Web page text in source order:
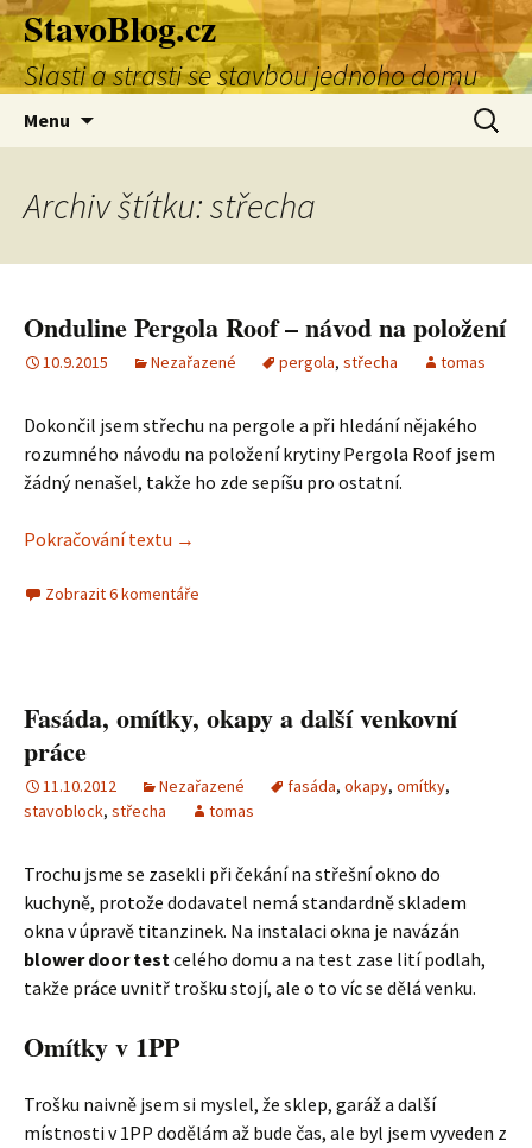
Přejít
k
obsahu
webu
StavoBlog.cz
Slasti a strasti se stavbou jednoho domu
Menu
Archiv štítku: střecha
Onduline Pergola Roof – návod na položení
10.9.2015 Nezařazené pergola, střecha tomas
Dokončil jsem střechu na pergole a při hledání nějakého
rozumného návodu na položení krytiny Pergola Roof jsem
žádný nenašel, takže ho zde sepíšu pro ostatní.
Pokračování textu Onduline Pergola Roof – návod na položení
→
Zobrazit 6 komentáře
Fasáda, omítky, okapy a další venkovní
práce
11.10.2012 Nezařazené fasáda, okapy, omítky,
stavoblock, střecha tomas
Trochu jsme se zasekli při čekání na střešní okno do
kuchyně, protože dodavatel nemá standardně skladem
okna v úpravě titanzinek. Na instalaci okna je navázán
blower door testcelého domu a na test zase lití podlah,
takže práce uvnitř trošku stojí, ale o to víc se dělá venku.
Omítky v 1PP
Trošku naivně jsem si myslel, že sklep, garáž a další
místnosti v 1PP dodělám až bude čas, ale byl jsem vyveden z